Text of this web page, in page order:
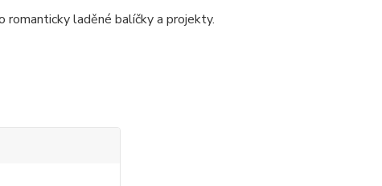
romanticky laděné balíčky a projekty.